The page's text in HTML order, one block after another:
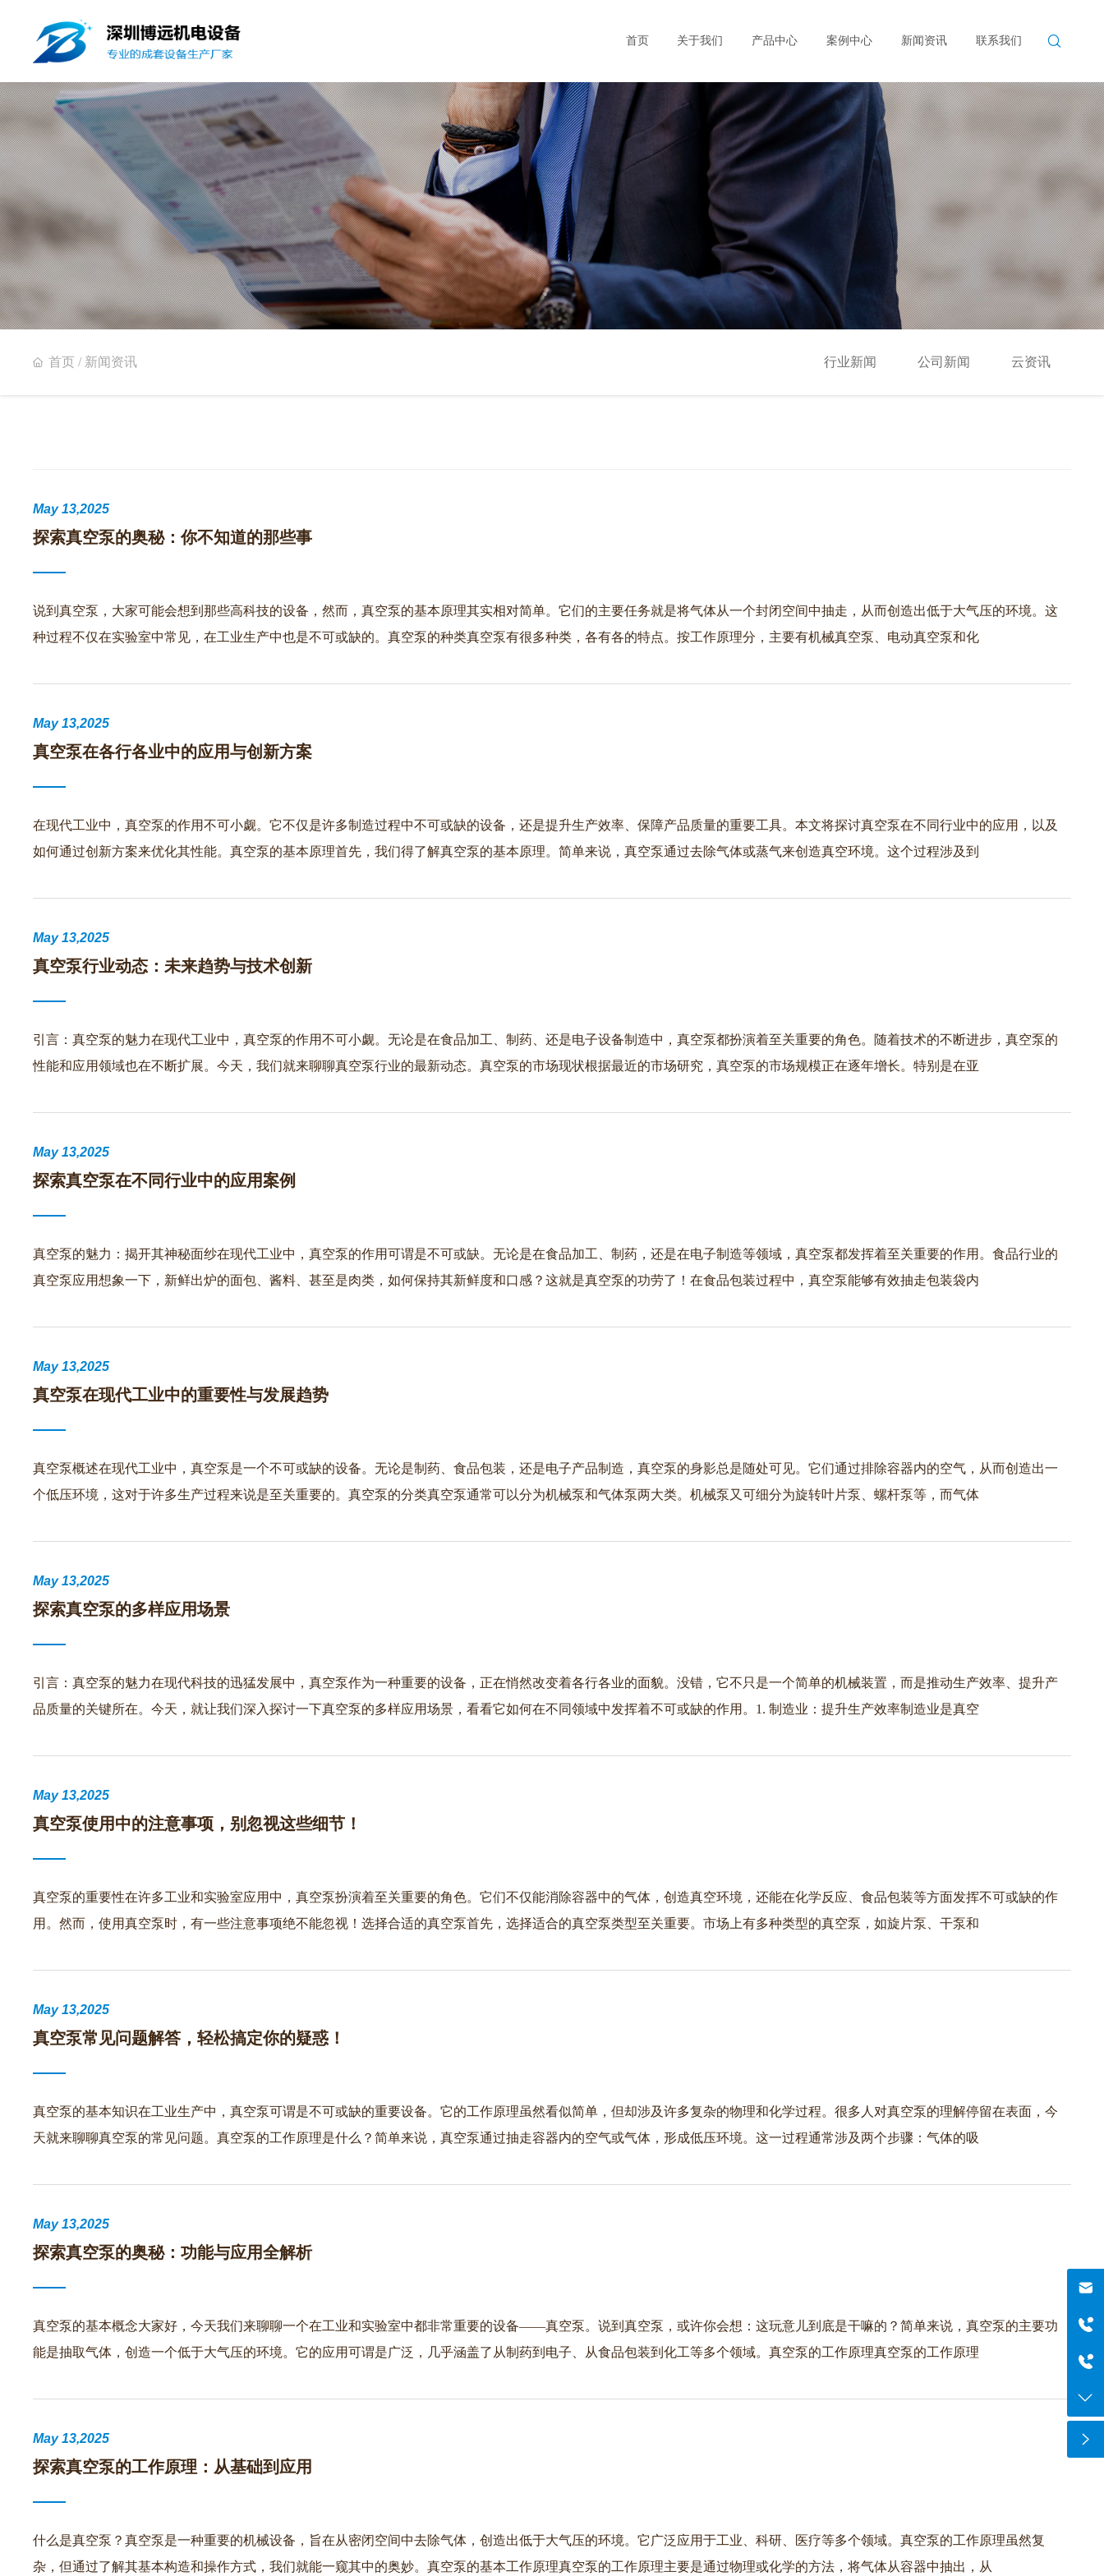
首页 关于我们 产品中心 案例中心 新闻资讯 联系我们 
首页 / 新闻资讯 行业新闻 公司新闻 云资讯
May 13,2025
探索真空泵的奥秘：你不知道的那些事
说到真空泵，大家可能会想到那些高科技的设备，然而，真空泵的基本原理其实相对简单。它们的主要任务就是将气体从一个封闭空间中抽走，从而创造出低于大气压的环境。这
种过程不仅在实验室中常见，在工业生产中也是不可或缺的。真空泵的种类真空泵有很多种类，各有各的特点。按工作原理分，主要有机械真空泵、电动真空泵和化
May 13,2025
真空泵在各行各业中的应用与创新方案
在现代工业中，真空泵的作用不可小觑。它不仅是许多制造过程中不可或缺的设备，还是提升生产效率、保障产品质量的重要工具。本文将探讨真空泵在不同行业中的应用，以及
如何通过创新方案来优化其性能。真空泵的基本原理首先，我们得了解真空泵的基本原理。简单来说，真空泵通过去除气体或蒸气来创造真空环境。这个过程涉及到
May 13,2025
真空泵行业动态：未来趋势与技术创新
引言：真空泵的魅力在现代工业中，真空泵的作用不可小觑。无论是在食品加工、制药、还是电子设备制造中，真空泵都扮演着至关重要的角色。随着技术的不断进步，真空泵的
性能和应用领域也在不断扩展。今天，我们就来聊聊真空泵行业的最新动态。真空泵的市场现状根据最近的市场研究，真空泵的市场规模正在逐年增长。特别是在亚
May 13,2025
探索真空泵在不同行业中的应用案例
真空泵的魅力：揭开其神秘面纱在现代工业中，真空泵的作用可谓是不可或缺。无论是在食品加工、制药，还是在电子制造等领域，真空泵都发挥着至关重要的作用。食品行业的
真空泵应用想象一下，新鲜出炉的面包、酱料、甚至是肉类，如何保持其新鲜度和口感？这就是真空泵的功劳了！在食品包装过程中，真空泵能够有效抽走包装袋内
May 13,2025
真空泵在现代工业中的重要性与发展趋势
真空泵概述在现代工业中，真空泵是一个不可或缺的设备。无论是制药、食品包装，还是电子产品制造，真空泵的身影总是随处可见。它们通过排除容器内的空气，从而创造出一
个低压环境，这对于许多生产过程来说是至关重要的。真空泵的分类真空泵通常可以分为机械泵和气体泵两大类。机械泵又可细分为旋转叶片泵、螺杆泵等，而气体
May 13,2025
探索真空泵的多样应用场景
引言：真空泵的魅力在现代科技的迅猛发展中，真空泵作为一种重要的设备，正在悄然改变着各行各业的面貌。没错，它不只是一个简单的机械装置，而是推动生产效率、提升产
品质量的关键所在。今天，就让我们深入探讨一下真空泵的多样应用场景，看看它如何在不同领域中发挥着不可或缺的作用。1. 制造业：提升生产效率制造业是真空
May 13,2025
真空泵使用中的注意事项，别忽视这些细节！
真空泵的重要性在许多工业和实验室应用中，真空泵扮演着至关重要的角色。它们不仅能消除容器中的气体，创造真空环境，还能在化学反应、食品包装等方面发挥不可或缺的作
用。然而，使用真空泵时，有一些注意事项绝不能忽视！选择合适的真空泵首先，选择适合的真空泵类型至关重要。市场上有多种类型的真空泵，如旋片泵、干泵和
May 13,2025
真空泵常见问题解答，轻松搞定你的疑惑！
真空泵的基本知识在工业生产中，真空泵可谓是不可或缺的重要设备。它的工作原理虽然看似简单，但却涉及许多复杂的物理和化学过程。很多人对真空泵的理解停留在表面，今
天就来聊聊真空泵的常见问题。真空泵的工作原理是什么？简单来说，真空泵通过抽走容器内的空气或气体，形成低压环境。这一过程通常涉及两个步骤：气体的吸
May 13,2025
探索真空泵的奥秘：功能与应用全解析
真空泵的基本概念大家好，今天我们来聊聊一个在工业和实验室中都非常重要的设备——真空泵。说到真空泵，或许你会想：这玩意儿到底是干嘛的？简单来说，真空泵的主要功
能是抽取气体，创造一个低于大气压的环境。它的应用可谓是广泛，几乎涵盖了从制药到电子、从食品包装到化工等多个领域。真空泵的工作原理真空泵的工作原理
May 13,2025
探索真空泵的工作原理：从基础到应用
什么是真空泵？真空泵是一种重要的机械设备，旨在从密闭空间中去除气体，创造出低于大气压的环境。它广泛应用于工业、科研、医疗等多个领域。真空泵的工作原理虽然复
杂，但通过了解其基本构造和操作方式，我们就能一窥其中的奥妙。真空泵的基本工作原理真空泵的工作原理主要是通过物理或化学的方法，将气体从容器中抽出，从
szboyo@foxmail.com
于经理
18565644125
0755-84869971